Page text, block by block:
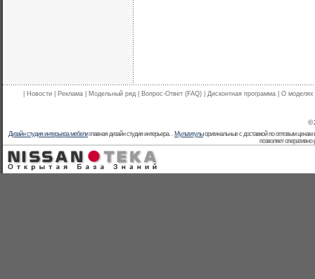
Новости Реклама Модельный ряд Вопрос-Ответ (FAQ) Дисконтная программа О моделях
©
Дизайн студия интерьера мебелиглавная дизайн студия интерьера. . Мультитулыоригинальные с доставкой по оптовым
позволяет